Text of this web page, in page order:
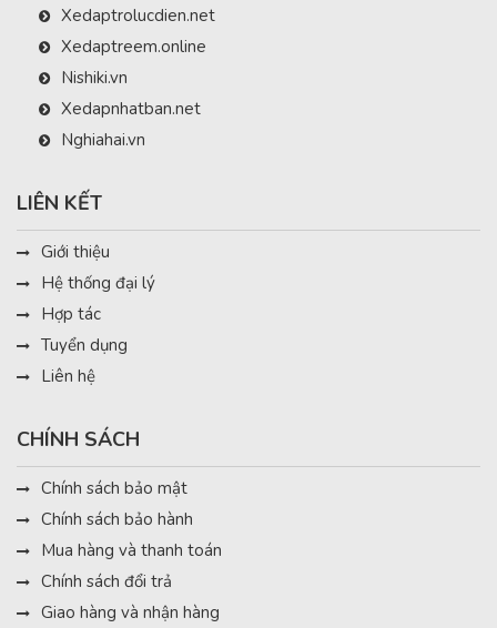
Xedaptrolucdien.net
Xedaptreem.online
Nishiki.vn
Xedapnhatban.net
Nghiahai.vn
LIÊN KẾT
Giới thiệu
Hệ thống đại lý
Hợp tác
Tuyển dụng
Liên hệ
CHÍNH SÁCH
Chính sách bảo mật
Chính sách bảo hành
Mua hàng và thanh toán
Chính sách đổi trả
Giao hàng và nhận hàng